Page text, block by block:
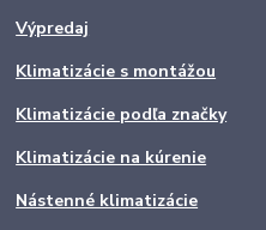
Výpredaj
Klimatizácie s montážou
Klimatizácie podľa značky
Klimatizácie na kúrenie
Nástenné klimatizácie